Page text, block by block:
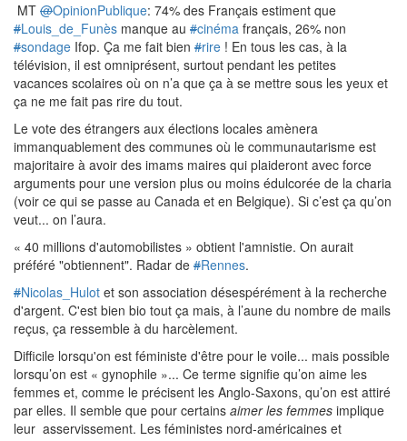
MT @OpinionPublique: 74% des Français estiment que
#Louis_de_Funès manque au #cinéma français, 26% non
#sondage Ifop. Ça me fait bien #rire ! En tous les cas, à la
télévision, il est omniprésent, surtout pendant les petites
vacances scolaires où on n’a que ça à se mettre sous les yeux et
ça ne me fait pas rire du tout.
Le vote des étrangers aux élections locales amènera
immanquablement des communes où le communautarisme est
majoritaire à avoir des imams maires qui plaideront avec force
arguments pour une version plus ou moins édulcorée de la charia
(voir ce qui se passe au Canada et en Belgique). Si c’est ça qu’on
veut... on l’aura.
« 40 millions d'automobilistes » obtient l'amnistie. On aurait
préféré "obtiennent". Radar de #Rennes.
#Nicolas_Hulot et son association désespérément à la recherche
d'argent. C'est bien bio tout ça mais, à l’aune du nombre de mails
reçus, ça ressemble à du harcèlement.
Difficile lorsqu'on est féministe d'être pour le voile... mais possible
lorsqu’on est « gynophile »... Ce terme signifie qu’on aime les
femmes et, comme le précisent les Anglo-Saxons, qu’on est attiré
par elles. Il semble que pour certains aimer les femmes implique
leur asservissement. Les féministes nord-américaines et